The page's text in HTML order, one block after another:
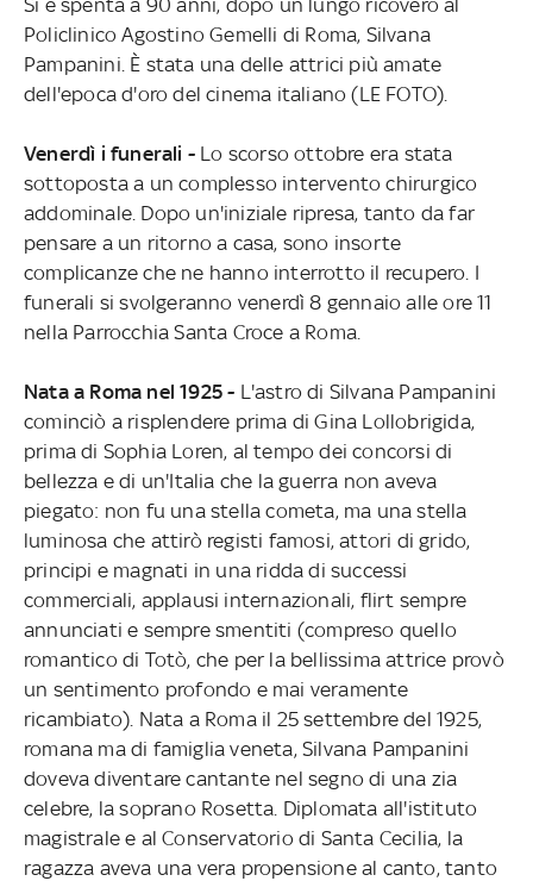
Policlinico Agostino Gemelli di Roma, Silvana
Pampanini. È stata una delle attrici più amate
dell'epoca d'oro del cinema italiano (LE FOTO).
Venerdì i funerali -Lo scorso ottobre era stata
sottoposta a un complesso intervento chirurgico
addominale. Dopo un'iniziale ripresa, tanto da far
pensare a un ritorno a casa, sono insorte
complicanze che ne hanno interrotto il recupero. I
funerali si svolgeranno venerdì 8 gennaio alle ore 11
nella Parrocchia Santa Croce a Roma.
Nata a Roma nel 1925 - L'astro di Silvana Pampanini
cominciò a risplendere prima di Gina Lollobrigida,
prima di Sophia Loren, al tempo dei concorsi di
bellezza e di un'Italia che la guerra non aveva
piegato: non fu una stella cometa, ma una stella
luminosa che attirò registi famosi, attori di grido,
principi e magnati in una ridda di successi
commerciali, applausi internazionali, flirt sempre
annunciati e sempre smentiti (compreso quello
romantico di Totò, che per la bellissima attrice provò
un sentimento profondo e mai veramente
ricambiato). Nata a Roma il 25 settembre del 1925,
romana ma di famiglia veneta, Silvana Pampanini
doveva diventare cantante nel segno di una zia
celebre, la soprano Rosetta. Diplomata all'istituto
magistrale e al Conservatorio di Santa Cecilia, la
ragazza aveva una vera propensione al canto, tanto